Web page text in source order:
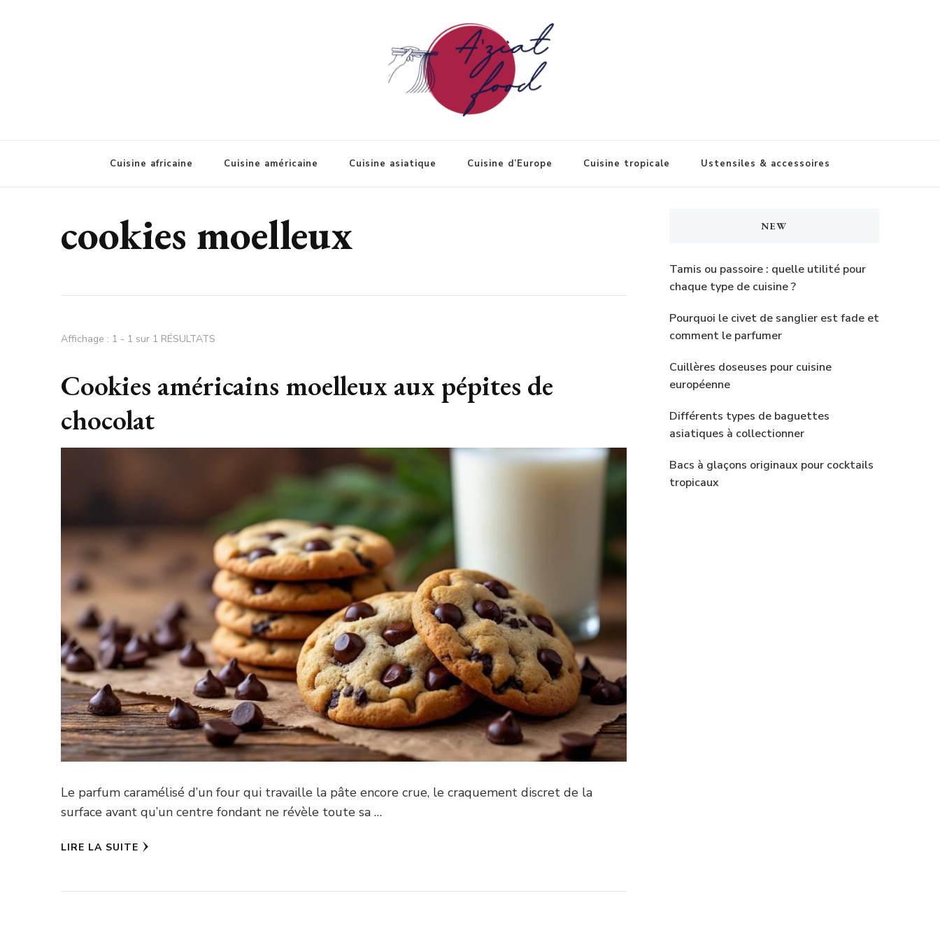
Cuisine africaine Cuisine américaine Cuisine asiatique Cuisine d’Europe Cuisine tropicale Ustensiles & accessoires
cookies moelleux
Affichage : 1 - 1 sur 1 RÉSULTATS
Cookies américains moelleux aux pépites de
chocolat
Le parfum caramélisé d’un four qui travaille la pâte encore crue, le craquement discret de la
surface avant qu’un centre fondant ne révèle toute sa …
LIRE LA SUITE
NEW
Tamis ou passoire : quelle utilité pour
chaque type de cuisine ?
Pourquoi le civet de sanglier est fade et
comment le parfumer
Cuillères doseuses pour cuisine
européenne
Différents types de baguettes
asiatiques à collectionner
Bacs à glaçons originaux pour cocktails
tropicaux